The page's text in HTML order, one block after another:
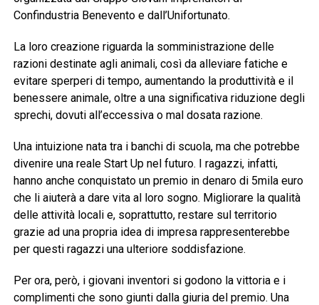
Confindustria Benevento e dall’Unifortunato.
La loro creazione riguarda la somministrazione delle
razioni destinate agli animali, così da alleviare fatiche e
evitare sperperi di tempo, aumentando la produttività e il
benessere animale, oltre a una significativa riduzione degli
sprechi, dovuti all’eccessiva o mal dosata razione.
Una intuizione nata tra i banchi di scuola, ma che potrebbe
divenire una reale Start Up nel futuro. I ragazzi, infatti,
hanno anche conquistato un premio in denaro di 5mila euro
che li aiuterà a dare vita al loro sogno. Migliorare la qualità
delle attività locali e, soprattutto, restare sul territorio
grazie ad una propria idea di impresa rappresenterebbe
per questi ragazzi una ulteriore soddisfazione.
Per ora, però, i giovani inventori si godono la vittoria e i
complimenti che sono giunti dalla giuria del premio. Una